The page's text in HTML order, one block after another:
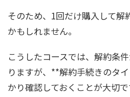
そのため、1回だけ購入して解
かもしれません。
こうしたコースでは、解約条
りますが、**解約手続きのタ
かり確認しておくことが大切で